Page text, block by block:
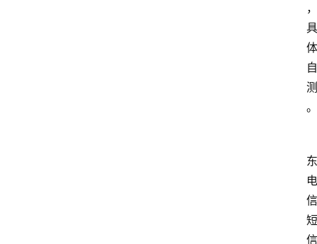
，
具
体
自
测
。
东
电
信
短
信